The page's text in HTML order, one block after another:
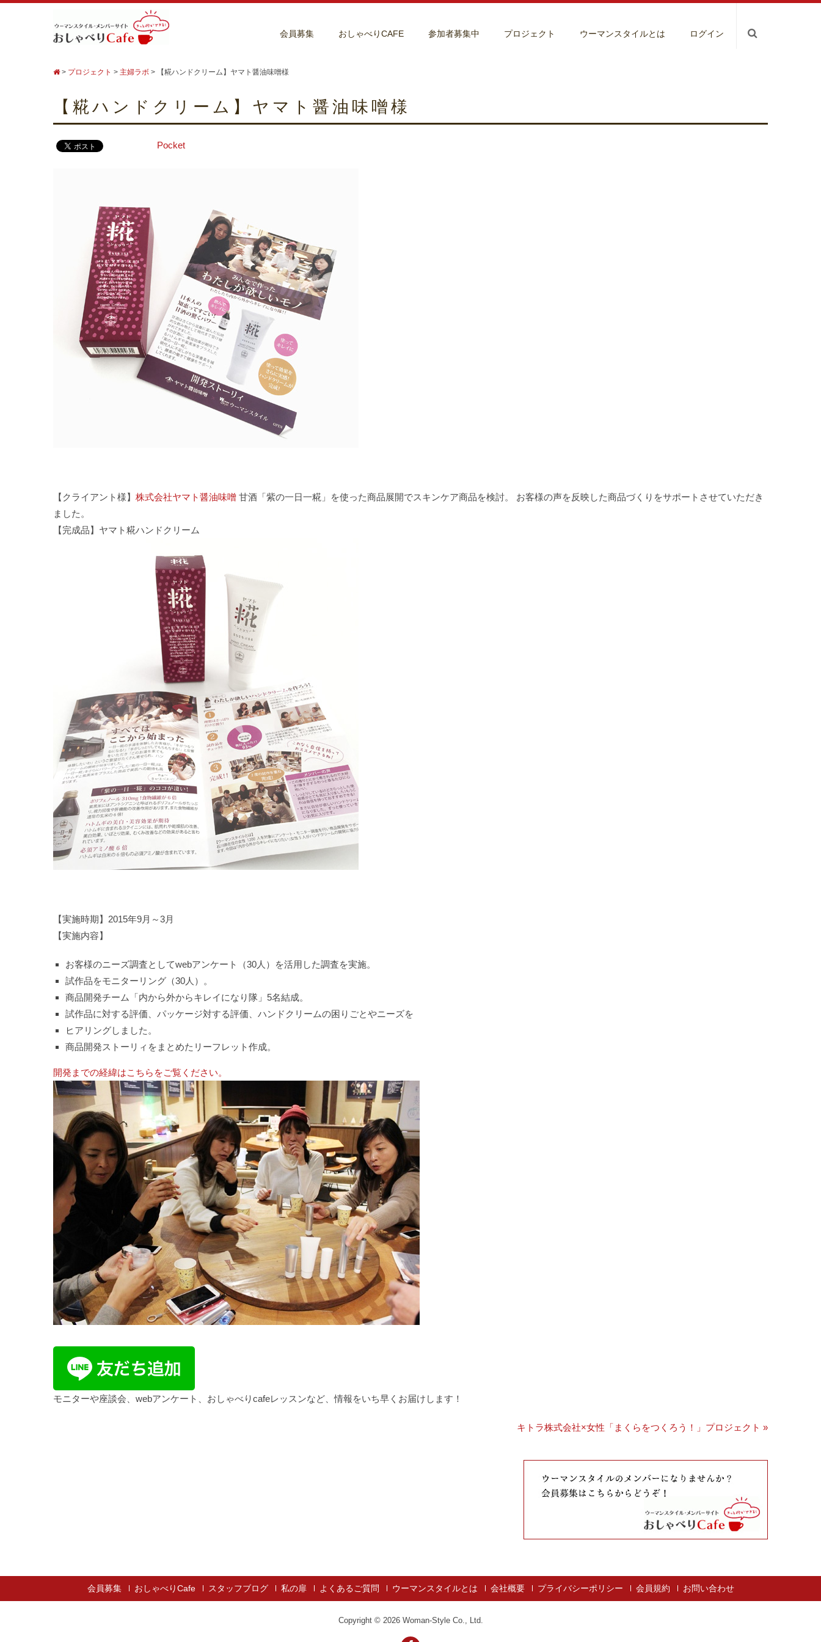
会員募集 おしゃべりCAFE 参加者募集中 プロジェクト ウーマンスタイルとは ログイン
> プロジェクト > 主婦ラボ > 【糀ハンドクリーム】ヤマト醤油味噌様
【糀ハンドクリーム】ヤマト醤油味噌様
Pocket
【クライアント様】 株式会社ヤマト醤油味噌 甘酒「紫の一日一糀」を使った商品展開でスキンケア商品を検討。 お客様の声を反映した商品づくりをサポートさせていただき
ました。
【完成品】ヤマト糀ハンドクリーム
【実施時期】2015年9月～3月
【実施内容】
お客様のニーズ調査としてwebアンケート（30人）を活用した調査を実施。
試作品をモニターリング（30人）。
商品開発チーム「内から外からキレイになり隊」5名結成。
試作品に対する評価、パッケージ対する評価、ハンドクリームの困りごとやニーズを
ヒアリングしました。
商品開発ストーリィをまとめたリーフレット作成。
開発までの経緯はこちらをご覧ください。
モニターや座談会、webアンケート、おしゃべりcafeレッスンなど、情報をいち早くお届けします！
キトラ株式会社×女性「まくらをつくろう！」プロジェクト »
会員募集 おしゃべりCafe スタッフブログ 私の扉 よくあるご質問 ウーマンスタイルとは 会社概要 プライバシーポリシー 会員規約 お問い合わせ
Copyright © 2026 Woman-Style Co., Ltd.